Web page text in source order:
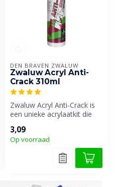
DEN BRAVEN ZWALUW
Zwaluw Acryl Anti-
Crack 310ml
Zwaluw Acryl Anti-Crack is
een unieke acrylaatkit die
overschilderbaar...
3,09
Op voorraad